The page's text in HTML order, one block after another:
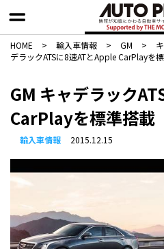
HOME > 輸入車情報 > GM >
デラックATSに8速ATとApple CarPlayを
GM キャデラック
CarPlayを標準搭載
輸入車情報 2015.12.15